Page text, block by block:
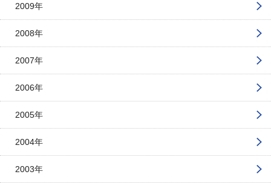
2009年
2008年
2007年
2006年
2005年
2004年
2003年